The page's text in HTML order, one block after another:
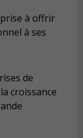
à offrir
à ses
de
croissance